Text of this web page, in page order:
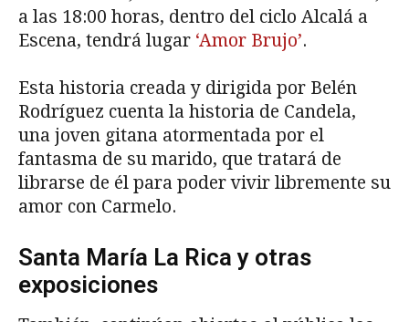
a las 18:00 horas, dentro del ciclo Alcalá a
Escena, tendrá lugar ‘Amor Brujo’.
Esta historia creada y dirigida por Belén
Rodríguez cuenta la historia de Candela,
una joven gitana atormentada por el
fantasma de su marido, que tratará de
librarse de él para poder vivir libremente su
amor con Carmelo.
Santa María La Rica y otras
exposiciones